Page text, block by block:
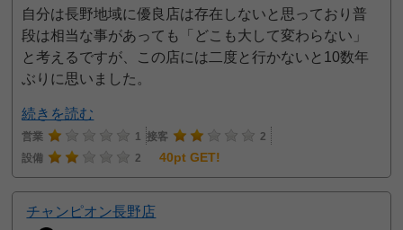
自分は長野地域に優良店は存在しないと思っており普
段は相当な事があっても「どこも大して変わらない」
と考えるですが、この店には二度と行かないと10数年
ぶりに思いました。
続きを読む
営業 1 接客
2
設備
2 40pt GET!
チャンピオン長野店